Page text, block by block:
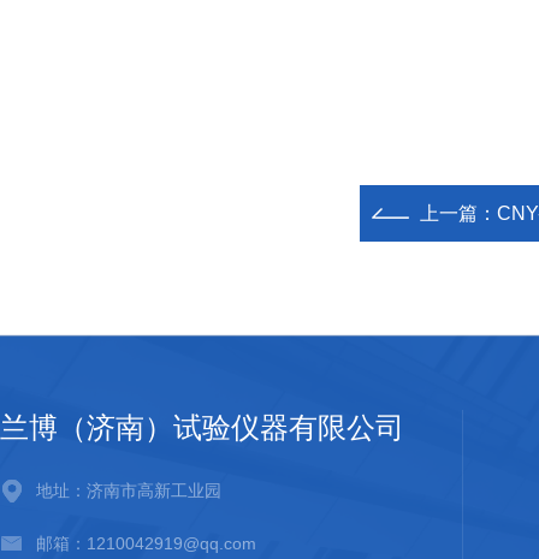
上一篇：
兰博（济南）试验仪器有限公司
地址：济南市高新工业园
邮箱：1210042919@qq.com